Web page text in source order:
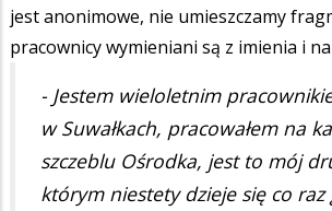
jest anonimowe, nie umieszczamy
pracownicy wymieniani są z imienia i
- Jestem wieloletnim
w Suwałkach, pracowałem na
szczeblu Ośrodka, jest to mój
którym niestety dzieje się co raz